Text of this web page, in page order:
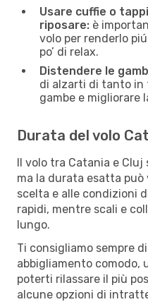
Usare cuffie o
riposare: è
volo per renderlo
po’ di relax.
Distendere le
di alzarti di tanto in
gambe e migliorare
Durata del volo
Il volo tra Catania e
ma la durata esatta può
scelta e alle condizioni
rapidi, mentre scali e
lungo.
Ti consigliamo sempre
abbigliamento comodo,
poterti rilassare il più
alcune opzioni di